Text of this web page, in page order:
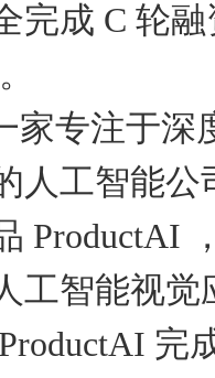
完成 C 轮
家专注于深
人工智能
ProductAI
工智能视
ProductAI 完